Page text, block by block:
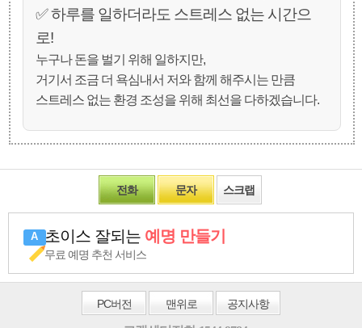
✅️ 하루를 일하더라도 스트레스 없는 시간으
로!
누구나 돈을 벌기 위해 일하지만,
거기서 조금 더 욕심내서 저와 함께 해주시는 만큼
스트레스 없는 환경 조성을 위해 최선을 다하겠습니다.
전화 문자 스크랩
초이스 잘되는 예명 만들기
무료 예명 추천 서비스
PC버전 맨위로 공지사항